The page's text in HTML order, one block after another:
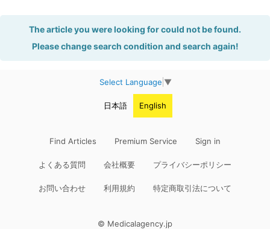
The article you were looking for could not be found.
Please change search condition and search again!
Select Language ▼
日本語 English
Find Articles Premium Service Sign in
よくある質問 会社概要 プライバシーポリシー
お問い合わせ 利用規約 特定商取引法について
© Medicalagency.jp